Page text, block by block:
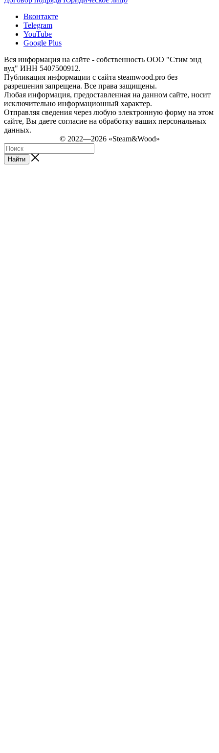
Вконтакте
Telegram
YouTube
Google Plus
Вся информация на сайте - собственность ООО "Стим энд
вуд" ИНН 5407500912.
Публикация информации с сайта steamwood.pro без
разрешения запрещена. Все права защищены.
Любая информация, предоставленная на данном сайте, носит
исключительно информационный характер.
Отправляя сведения через любую электронную форму на этом
сайте, Вы даете согласие на обработку ваших персональных
данных.
© 2022—2026 «Steam&Wood»
Найти